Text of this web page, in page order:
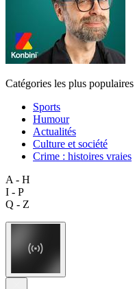
Catégories les plus populaires
Sports
Humour
Actualités
Culture et société
Crime : histoires vraies
A - H
I - P
Q - Z